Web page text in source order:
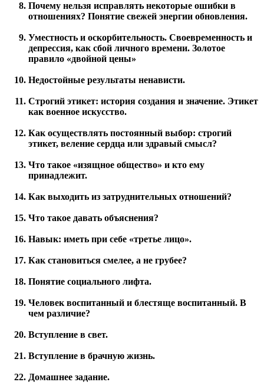
Почему нельзя исправлять некоторые ошибки в
отношениях? Понятие свежей энергии обновления.
Уместность и оскорбительность. Своевременность и
депрессия, как сбой личного времени. Золотое
правило «двойной цены»
Недостойные результаты ненависти.
Строгий этикет: история создания и значение. Этикет
как военное искусство.
Как осуществлять постоянный выбор: строгий
этикет, веление сердца или здравый смысл?
Что такое «изящное общество» и кто ему
принадлежит.
Как выходить из затруднительных отношений?
Что такое давать объяснения?
Навык: иметь при себе «третье лицо».
Как становиться смелее, а не грубее?
Понятие социального лифта.
Человек воспитанный и блестяще воспитанный. В
чем различие?
Вступление в свет.
Вступление в брачную жизнь.
Домашнее задание.